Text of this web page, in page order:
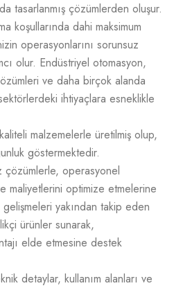
tasarlanmış çözümlerden oluşur.
koşullarında dahi maksimum
operasyonlarını sorunsuz
olur. Endüstriyel otomasyon,
ve daha birçok alanda
ihtiyaçlara esneklikle
malzemelerle üretilmiş olup,
göstermektedir.
çözümlerle, operasyonel
maliyetlerini optimize etmelerine
yakından takip eden
ürünler sunarak,
elde etmesine destek
detaylar, kullanım alanları ve